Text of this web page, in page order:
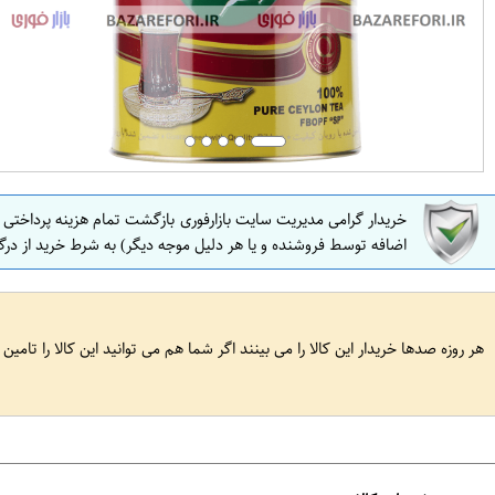
خریدار گرامی مدیریت سایت بازارفوری بازگشت تمام هزینه
اضافه توسط فروشنده و یا هر دلیل موجه دیگر) به شرط خرید از
هر روزه صدها خریدار این کالا را می بینند اگر شما هم می توانید این کالا را